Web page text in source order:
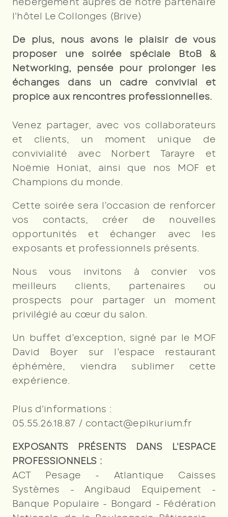
hébergement auprès de notre partenaire
l'hôtel Le Collonges (Brive)
De plus, nous avons le plaisir de vous
proposer une soirée spéciale BtoB &
Networking, pensée pour prolonger les
échanges dans un cadre convivial et
propice aux rencontres professionnelles.
Venez partager, avec vos collaborateurs
et clients, un moment unique de
convivialité avec Norbert Tarayre et
Noëmie Honiat, ainsi que nos MOF et
Champions du monde.
Cette soirée sera l’occasion de renforcer
vos contacts, créer de nouvelles
opportunités et échanger avec les
exposants et professionnels présents.
Nous vous invitons à convier vos
meilleurs clients, partenaires ou
prospects pour partager un moment
privilégié au cœur du salon.
Un buffet d’exception, signé par le MOF
David Boyer sur l’espace restaurant
éphémère, viendra sublimer cette
expérience.
Plus d'informations :
05.55.26.18.87 / contact@epikurium.fr
EXPOSANTS PRÉSENTS DANS L'ESPACE
PROFESSIONNELS :
ACT Pesage - Atlantique Caisses
Systèmes - Angibaud Equipement -
Banque Populaire - Bongard - Fédération